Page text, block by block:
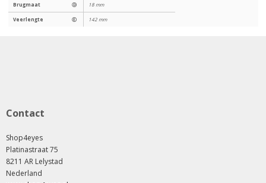
Brugmaat Ⓓ 18 mm
Veerlengte Ⓔ 142 mm
Contact
Shop4eyes
Platinastraat 75
8211 AR Lelystad
Nederland